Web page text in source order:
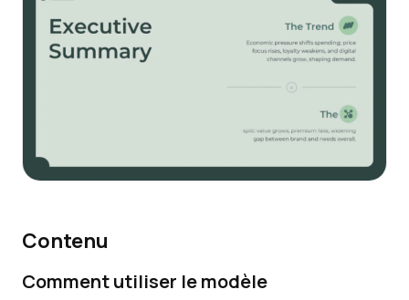
Contenu
Comment utiliser le modèle